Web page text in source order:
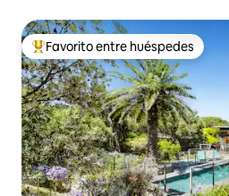
Favorito entre huéspedes preferido
Favorito entre huéspedes